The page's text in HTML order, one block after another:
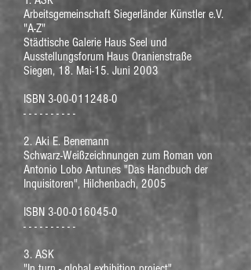
Arbeitsgemeinschaft Siegerländer Künstler e.V.
"A-Z"
Städtische Galerie Haus Seel und
Ausstellungsforum Haus Oranienstraße
Siegen, 18. Mai-15. Juni 2003
ISBN 3-00-011248-0
- - - - - - - - - -
2. Aki E. Benemann
Schwarz-Weißzeichnungen zum Roman von
Antonio Lobo Antunes "Das Handbuch der
Inquisitoren", Hilchenbach, 2005
ISBN 3-00-016045-0
- - - - - - - - - -
3. ASK